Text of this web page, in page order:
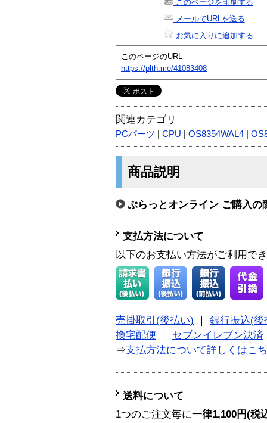
このページを印刷する
メールでURLを送る
お気に入りに追加する
このページのURL
https://plth.me/41083408
関連カテゴリ
PCパーツ CPU OS8354WAL4
商品説明
ぷらっとオンライン ご購入の
支払方法について
以下のお支払い方法がご利用で
売掛取引(後払い)
銀行振込(後
換宅配便
セブンイレブン決済
⇒支払方法について詳しくはこ
送料について
1つのご注文毎に一律1,100円(税